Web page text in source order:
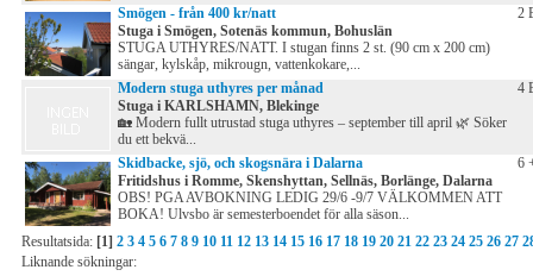
Smögen - från 400 kr/natt
Stuga i Smögen, Sotenäs kommun, Bohuslän
STUGA UTHYRES/NATT. I stugan finns 2 st. (90 cm x 200 cm)
sängar, kylskåp, mikrougn, vattenkokare,...
2
Modern stuga uthyres per månad
Stuga i KARLSHAMN, Blekinge
🏡 Modern fullt utrustad stuga uthyres – september till april 🌿 Söker
du ett bekvä...
4
Skidbacke, sjö, och skogsnära i Dalarna
Fritidshus i Romme, Skenshyttan, Sellnäs, Borlänge, Dalarna
OBS! PGA AVBOKNING LEDIG 29/6 -9/7 VÄLKOMMEN ATT
BOKA! Ulvsbo är semesterboendet för alla säson...
6
Resultatsida: [1] 2 3 4 5 6 7 8 9 10 11 12 13 14 15 16 17 18 19 20 21 22 23 24 25 26 27
Liknande sökningar: